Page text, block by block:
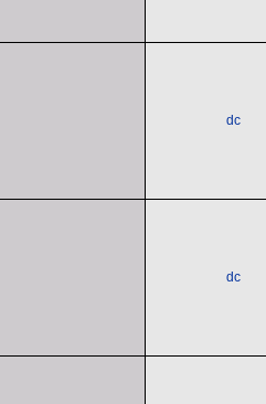
dc
dc